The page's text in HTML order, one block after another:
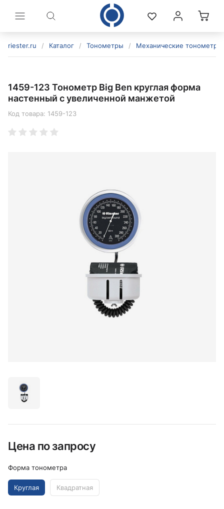
riester.ru / Каталог / Тонометры / Механические тонометры
1459-123 Тонометр Big Ben круглая форма
настенный с увеличенной манжетой
Код товара: 1459-123
Цена по запросу
Форма тонометра
Круглая Квадратная